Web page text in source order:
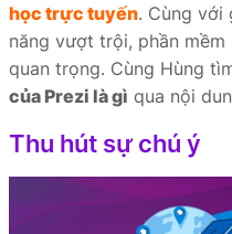
học trực tuyến. Cùng với
năng vượt trội, phần
quan trọng. Cùng Hùng
của Prezi là gì qua nội
Thu hút sự chú ý